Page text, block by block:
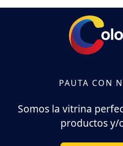
PAUTA CON
Somos la vitrina
productos y/